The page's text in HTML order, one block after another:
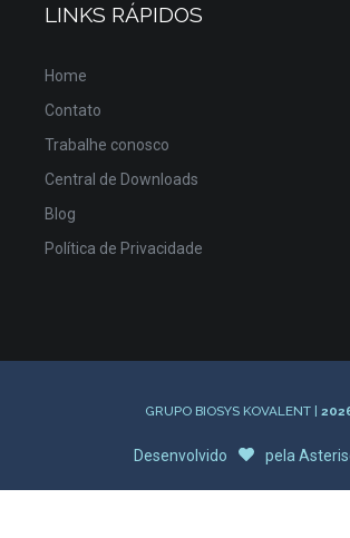
LINKS RÁPIDOS
Home
Contato
Trabalhe conosco
Central de Downloads
Blog
Política de Privacidade
GRUPO BIOSYS KOVALENT |
Desenvolvido pela